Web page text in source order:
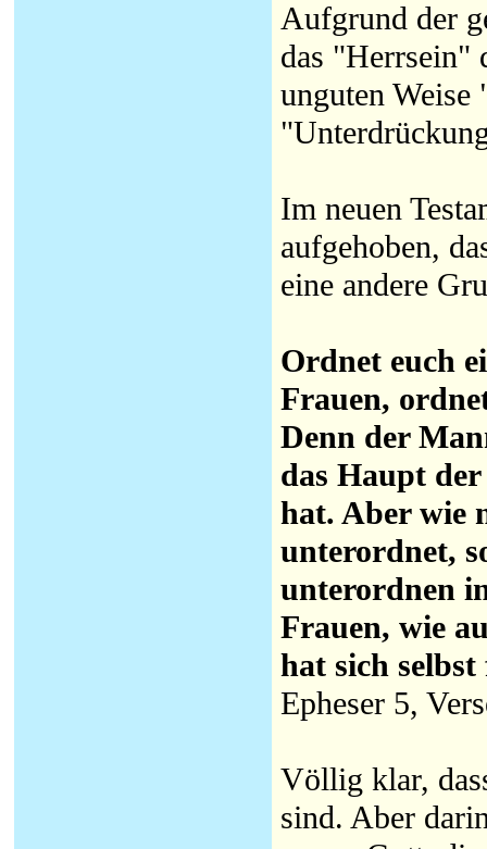
Aufgrund der
das "Herrsein"
unguten
Im neuen
aufgehoben,
eine andere
Ordnet euch
Frauen,
Denn der
das Haupt
hat. Aber wie
unterordnet,
unterordnen
Frauen, wie
hat sich
Epheser 5,
Völlig klar,
sind. Aber